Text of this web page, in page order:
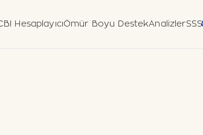
HesaplayıcıÖmür Boyu DestekAnalizlerSSS